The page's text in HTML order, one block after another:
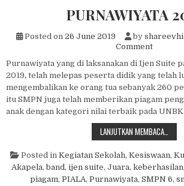
PURNAWIYATA
Posted on 26 June 2019 by
Commenton
Purnawiyata yang di laksanakan di Ijen Suite
2019, telah melepas peserta didik yang telah
mengembalikan ke orang tua sebanyak 260
itu SMPN juga telah memberikan piagam
anak dengan kategori nilai terbaik pada
LANJUTKAN MEMBACA…
Posted in Kegiatan Sekolah, Kesiswaan,
Akapela,band , ijen suite, Juara, keberhasilan
piagam, PIALA, Purnawiyata, SMPN 6,